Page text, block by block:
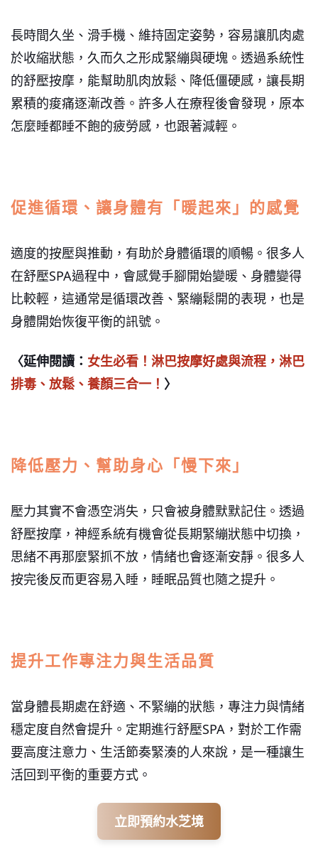
長時間久坐、滑手機、維持固定姿勢，容易讓肌肉處
於收縮狀態，久而久之形成緊繃與硬塊。透過系統性
的舒壓按摩，能幫助肌肉放鬆、降低僵硬感，讓長期
累積的痠痛逐漸改善。許多人在療程後會發現，原本
怎麼睡都睡不飽的疲勞感，也跟著減輕。
促進循環、讓身體有「暖起來」的感覺
適度的按壓與推動，有助於身體循環的順暢。很多人
在舒壓SPA過程中，會感覺手腳開始變暖、身體變得
比較輕，這通常是循環改善、緊繃鬆開的表現，也是
身體開始恢復平衡的訊號。
〈延伸閱讀： 女生必看！淋巴按摩好處與流程，淋巴
排毒、放鬆、養顏三合一！ 〉
降低壓力、幫助身心「慢下來」
壓力其實不會憑空消失，只會被身體默默記住。透過
舒壓按摩，神經系統有機會從長期緊繃狀態中切換，
思緒不再那麼緊抓不放，情緒也會逐漸安靜。很多人
按完後反而更容易入睡，睡眠品質也隨之提升。
提升工作專注力與生活品質
當身體長期處在舒適、不緊繃的狀態，專注力與情緒
穩定度自然會提升。定期進行舒壓SPA，對於工作需
要高度注意力、生活節奏緊湊的人來說，是一種讓生
活回到平衡的重要方式。
立即預約水芝境